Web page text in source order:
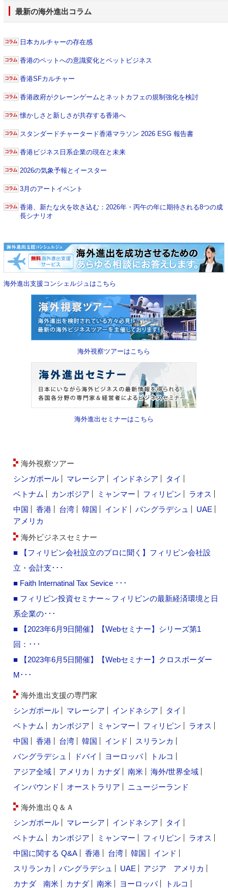
最新の海外進出コラム
日本カルチャーの存在感
香港のペットへの意識変化とペットビジネス
香港SFカルチャー
香港政府がクレーンゲームとネットカフェの規制強化を検討
懐かしさと新しさが共存する香港へ
スタンダードチャータード香港マラソン 2026 ESG 報告書
香港ビジネス日系企業の現在と未来
2026の気象予報とイースター
3月のアートイベント
香港、新たな火を吹き込む：2026年・丙午の年に期待される8つの成
長シナリオ
海外進出支援コンシェルジュはこちら
海外視察ツアーはこちら
海外進出セミナーはこちら
海外視察ツアー
シンガポール
マレーシア インドネシア
タイ
ベトナム
カンボジア ミャンマー フィリピン
ラオス
中国
香港 台湾 韓国 インド バングラデシュ
UAE
アメリカ
海外ビジネスセミナー
■ 【フィリピン会社設立のプロに聞く】フィリピン会社設
立・会計支･･･
■ Faith Internatinal Tax Sevice ･･･
■ フィリピン投資セミナー～フィリピンの最新経済環境と日
系企業の･･･
■ 【2023年6月9日開催】【Webセミナー】シリーズ第1
回：･･･
■ 【2023年6月5日開催】【Webセミナー】クロスボーダー
M･･･
海外進出支援の専門家
シンガポール
マレーシア インドネシア
タイ
ベトナム
カンボジア ミャンマー フィリピン
ラオス
中国
香港 台湾 韓国 インド
スリランカ
バングラデシュ
ドバイ ヨーロッパ
トルコ
アジア全域
アメリカ カナダ 南米
海外/世界全域
インバウンド
オーストラリア ニュージーランド
海外進出Ｑ＆Ａ
シンガポール
マレーシア インドネシア
タイ
ベトナム
カンボジア ミャンマー フィリピン
ラオス
中国に関する Q&A
香港 台湾 韓国
インド
スリランカ
バングラデシュ UAE アジア
アメリカ
カナダ
南米 カナダ 南米 ヨーロッパ トルコ